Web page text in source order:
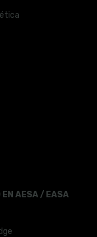
EN AESA / EASA